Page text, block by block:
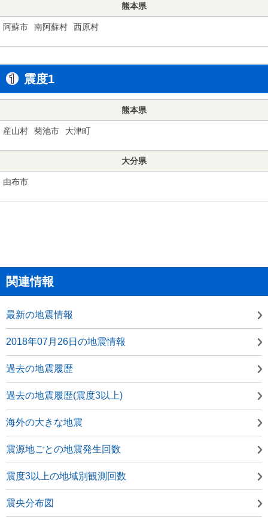
熊本県
阿蘇市 南阿蘇村 西原村
震度1
熊本県
産山村 菊池市 大津町
大分県
由布市
関連情報
最新の地震情報
2018年07月26日の地震情報
過去の地震履歴
過去の地震履歴(震度3以上)
海外の大きな地震
震源地ごとの地震発生回数
震度3以上の地域別観測回数
震央分布図